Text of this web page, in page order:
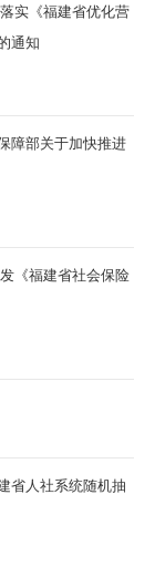
实《福建省优化营
通知
障部关于加快推进
《福建省社会保险
省人社系统随机抽